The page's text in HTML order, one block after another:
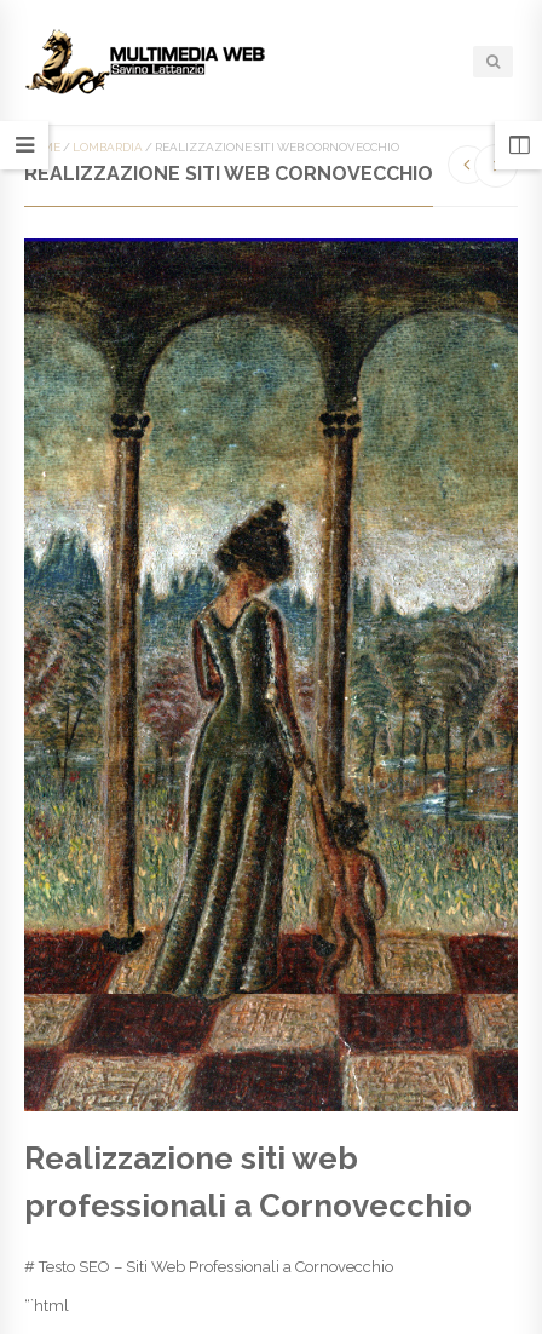
HOME / LOMBARDIA / REALIZZAZIONE SITI WEB CORNOVECCHIO
REALIZZAZIONE SITI WEB CORNOVECCHIO
Realizzazione siti web
professionali a Cornovecchio
# Testo SEO – Siti Web Professionali a Cornovecchio
“`html